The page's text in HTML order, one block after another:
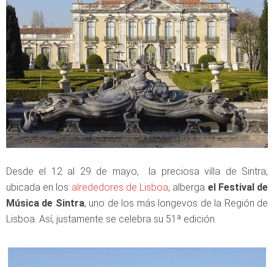
Desde el 12 al 29 de mayo, la preciosa villa de Sintra,
ubicada en los alrededores de Lisboa, alberga el Festival de
Música de Sintra, uno de los más longevos de la Región de
Lisboa. Así, justamente se celebra su 51ª edición.